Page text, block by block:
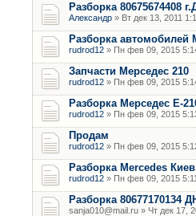
Разборка 80675674408
Александр » Вт дек 13, 2011
Разборка автомобилей
rudrod12 » Пн фев 09, 2015
Запчасти Мерседес 210
rudrod12 » Пн фев 09, 2015
Разборка Мерседес Е-
rudrod12 » Пн фев 09, 2015
Продам
rudrod12 » Пн фев 09, 2015
Разборка Mercedes
rudrod12 » Пн фев 09, 2015
Разборка
sanja010@mail.ru » Чт дек 17,